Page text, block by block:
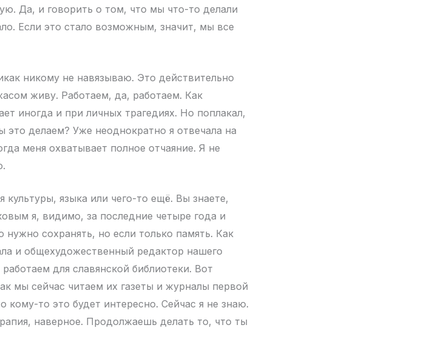
Да, и говорить о том, что мы что-то делали
Если это стало возможным, значит, мы все
никому не навязываю. Это действительно
живу. Работаем, да, работаем. Как
иногда и при личных трагедиях. Но поплакал,
это делаем? Уже неоднократно я отвечала на
меня охватывает полное отчаяние. Я не
культуры, языка или чего-то ещё. Вы знаете,
я, видимо, за последние четыре года и
сохранять, но если только память. Как
и общехудожественный редактор нашего
для славянской библиотеки. Вот
мы сейчас читаем их газеты и журналы первой
кому-то это будет интересно. Сейчас я не знаю.
наверное. Продолжаешь делать то, что ты